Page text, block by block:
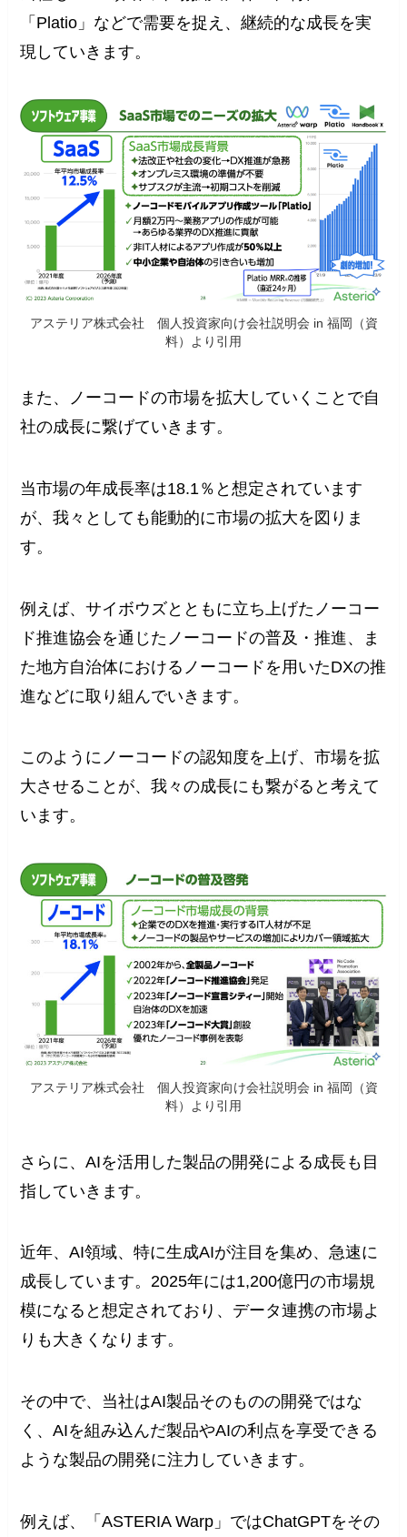
「Platio」などで需要を捉え、継続的な成長を実
現していきます。
アステリア株式会社 個人投資家向け会社説明会 in 福岡（資
料）より引用
また、ノーコードの市場を拡大していくことで自
社の成長に繋げていきます。
当市場の年成長率は18.1％と想定されています
が、我々としても能動的に市場の拡大を図りま
す。
例えば、サイボウズとともに立ち上げたノーコー
ド推進協会を通じたノーコードの普及・推進、ま
た地方自治体におけるノーコードを用いたDXの推
進などに取り組んでいきます。
このようにノーコードの認知度を上げ、市場を拡
大させることが、我々の成長にも繋がると考えて
います。
アステリア株式会社 個人投資家向け会社説明会 in 福岡（資
料）より引用
さらに、AIを活用した製品の開発による成長も目
指していきます。
近年、AI領域、特に生成AIが注目を集め、急速に
成長しています。2025年には1,200億円の市場規
模になると想定されており、データ連携の市場よ
りも大きくなります。
その中で、当社はAI製品そのものの開発ではな
く、AIを組み込んだ製品やAIの利点を享受できる
ような製品の開発に注力していきます。
例えば、「ASTERIA Warp」ではChatGPTをその